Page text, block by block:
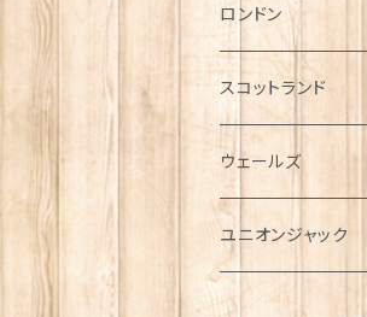
チャーム
犬グッズ
傘
指貫(シンブル)
ロンドン
スコットランド
ウェールズ
ユニオンジャック